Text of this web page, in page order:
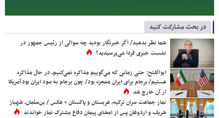
در بحث مشارکت کنید
شما نظر بدهید/ اگر خبرنگار بودید چه سوالی از رئیس جمهور در
نشست خبری فردا می‌پرسیدید؟
ابوالفتح: حتی زمانی که می‌گوییم مذاکره نمی‌کنیم، در حال مذاکره
هستیم/ برجام برای ایران معجزه بود/ چون برجام به سود ایران بود آمریکا
از آن خارج شد
نماز جماعت سران ترکیه، عربستان و پاکستان + عکس / بن‌سلمان، شهباز
شریف و اردوغان پس از امضای پیمان دفاع مشترک نماز خواندند